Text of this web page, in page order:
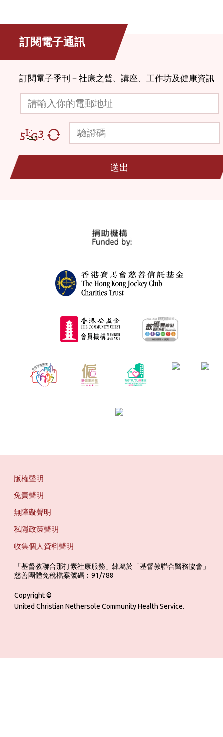
訂閱電子通訊
訂閱電子季刊－社康之聲、講座、工作坊及健康資訊
請輸入你的電郵地址
驗證碼
送出
版權聲明
免責聲明
無障礙聲明
私隱政策聲明
收集個人資料聲明
「基督教聯合那打素社康服務」隸屬於「基督教聯合醫務協會」
慈善團體免稅檔案號碼︰91/788
Copyright ©
United Christian Nethersole Community Health Service.